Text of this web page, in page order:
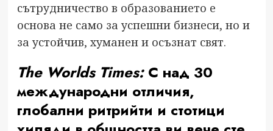
сътрудничество в образованието е
основа не само за успешни бизнеси, но и
за устойчив, хуманен и осъзнат свят.
The Worlds Times:С над 30
международни отличия,
глобални ритрийти и стотици